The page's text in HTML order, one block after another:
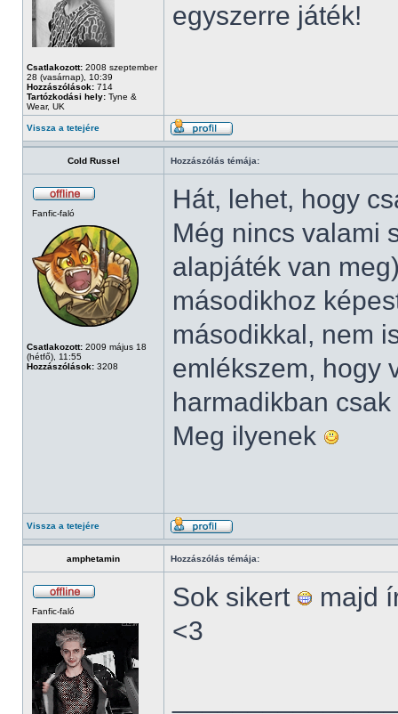
Csatlakozott: 2008 szeptember
28 (vasárnap), 10:39
Hozzászólások: 714
Tartózkodási hely: Tyne &
Wear, UK
egyszerre játék!
Vissza a tetejére
Cold Russel Hozzászólás témája:
Fanfic-faló
Csatlakozott: 2009 május 18
(hétfő), 11:55
Hozzászólások: 3208
Hát, lehet, hogy
Még nincs valami
alapjáték van
másodikhoz
másodikkal, nem
emlékszem, hogy
harmadikban
Meg ilyenek
Vissza a tetejére
amphetamin Hozzászólás témája:
Fanfic-faló Sok sikert
majd
<3